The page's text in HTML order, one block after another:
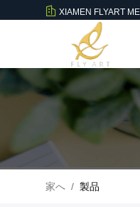
XIAMEN FLYART
家へ / 製品